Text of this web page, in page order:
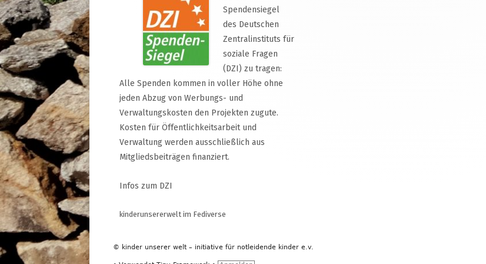
Spendensiegel
des Deutschen
Zentralinstituts für
soziale Fragen
(DZI) zu tragen:
Alle Spenden kommen in voller Höhe ohne
jeden Abzug von Werbungs- und
Verwaltungskosten den Projekten zugute.
Kosten für Öffentlichkeitsarbeit und
Verwaltung werden ausschließlich aus
Mitgliedsbeiträgen finanziert.
Infos zum DZI
kinderunsererwelt im Fediverse
© kinder unserer welt – initiative für notleidende kinder e.v.